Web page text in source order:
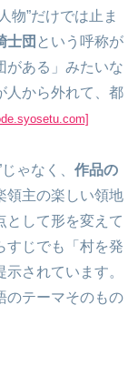
物”だけでは止ま
士団 という呼称が
がある」みたいな
人から外れて、都
ゃなく、 作品の
領主の楽しい領地
として形を変えて
すじでも「村を発
されています。
のテーマそのもの